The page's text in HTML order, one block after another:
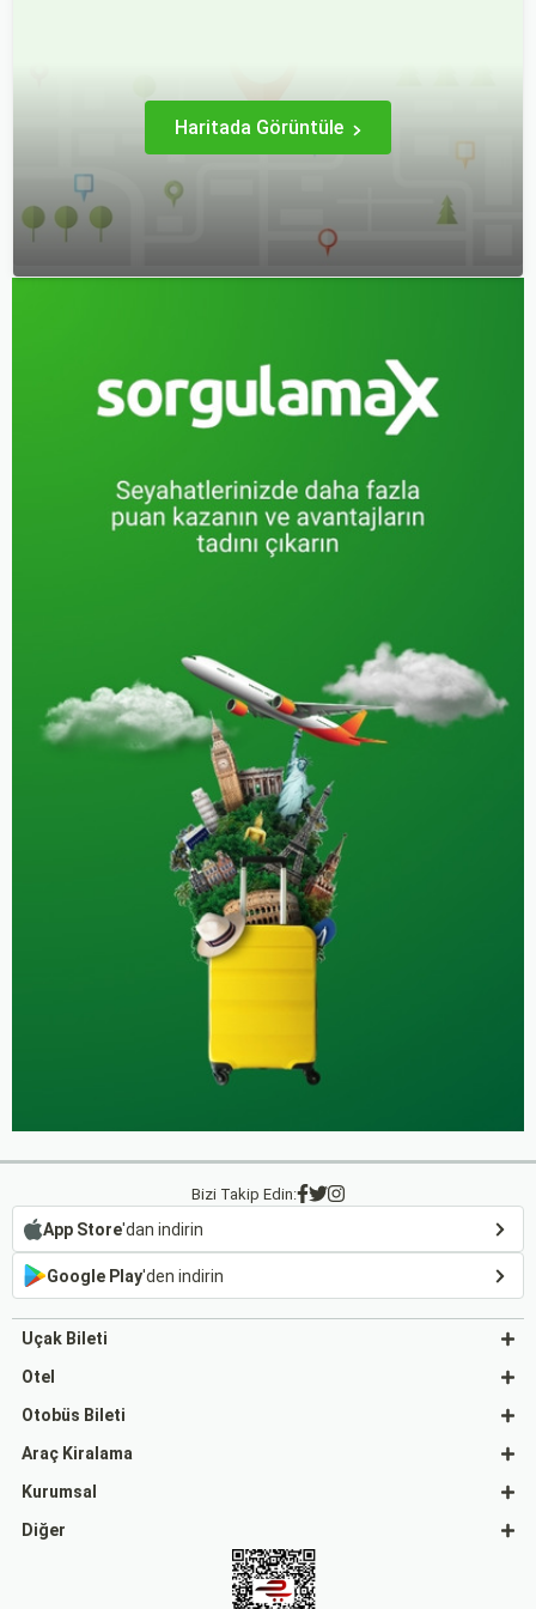
yaşamanızı sağlar.
imkanı sağlar.
Haritada Görüntüle
Bizi Takip Edin:
App Store'dan indirin
Google Play'den indirin
Uçak Bileti
Otel
Otobüs Bileti
Araç Kiralama
Kurumsal
Diğer